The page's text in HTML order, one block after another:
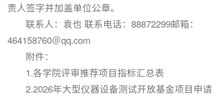
责人签字并加盖单位公章。
联系人：袁也 联系电话：88872299邮箱：
464158760＠qq.com
附件：
1.各学院评审推荐项目指标汇总表
2.2026年大型仪器设备测试开放基金项目申请